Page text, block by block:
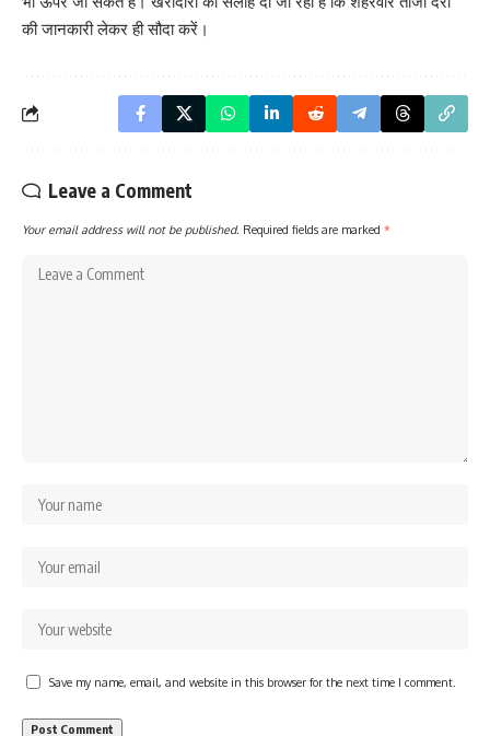
की जानकारी लेकर ही सौदा करें।
Leave a Comment
Your email address will not be published. Required fields are marked *
Save my name, email, and website in this browser for the next time I comment.